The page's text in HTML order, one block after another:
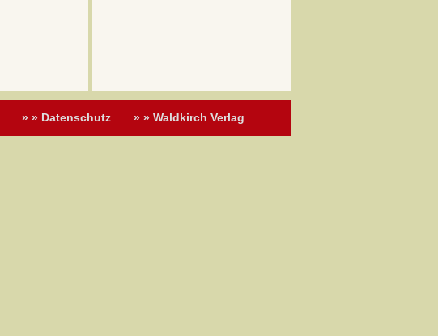
» » Datenschutz » » Waldkirch Verlag